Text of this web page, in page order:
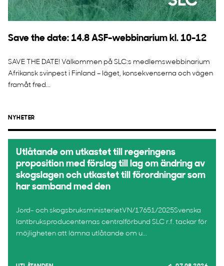
Save the date: 14.8 ASF-webbinarium kl. 10-12
SAVE THE DATE! Välkommen på SLC:s medlemswebbinarium
Afrikansk svinpest i Finland – läget, konsekvenserna och vägen
framåt fred...
NYHETER
Utlåtande om utkastet till regeringens
proposition med förslag till lag om ändring av
skogslagen och utkastet till förordningar som
har samband med den
Jord- och skogsbruksministerietVN/17651/2025Svenska
lantbruksproducenternas centralförbund SLC r.f. tackar för
möjligheten att lämna utlåtande om u...